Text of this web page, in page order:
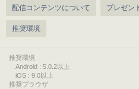
配信コンテンツについて プレゼン
推奨環境
推奨環境
Android : 5.0.2以上
iOS : 9.0以上
推奨ブラウザ